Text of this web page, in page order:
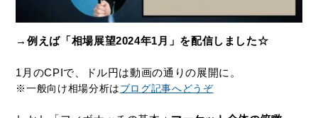
→例えば「相場展望2024年1月」を配信しました☆
1月のCPIで、ドル円は動画の通りの展開に。
※一般向け相場分析は ブログ記事へどうぞ